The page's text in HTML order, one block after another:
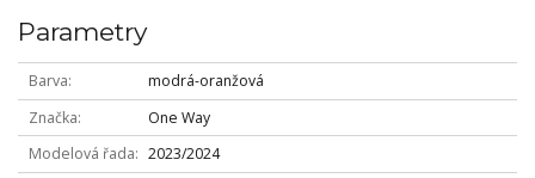
Parametry
Barva
modrá-oranžová
Značka
One Way
Modelová řada
2023/2024